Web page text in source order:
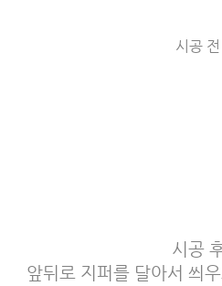
시공 전 ↓
시공 후
앞뒤로 지퍼를 달아서 씌